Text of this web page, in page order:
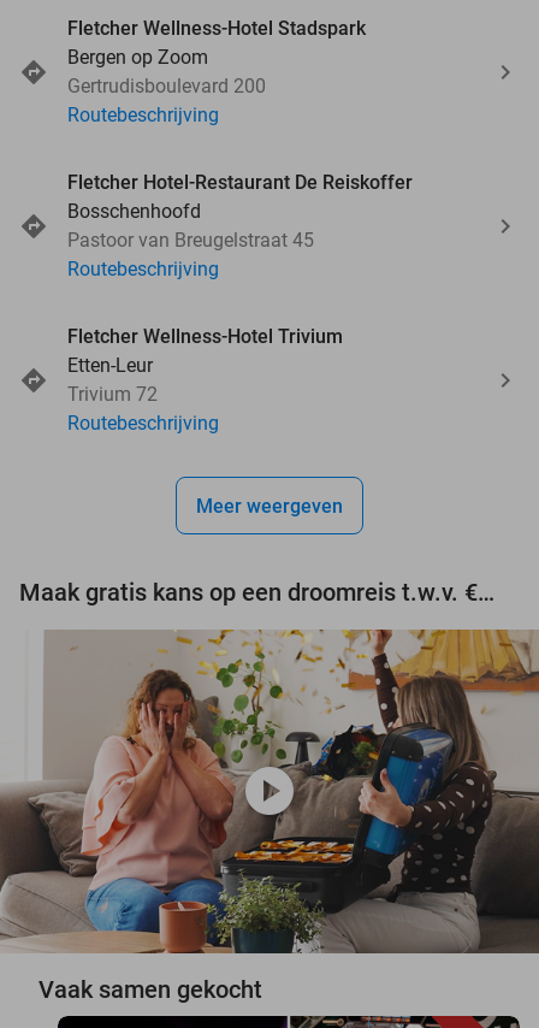
Fletcher Wellness-Hotel Stadspark
Bergen op Zoom
Gertrudisboulevard 200
Routebeschrijving
Fletcher Hotel-Restaurant De Reiskoffer
Bosschenhoofd
Pastoor van Breugelstraat 45
Routebeschrijving
Fletcher Wellness-Hotel Trivium
Etten-Leur
Trivium 72
Routebeschrijving
Meer weergeven
Maak gratis kans op een droomreis t.w.v. €3.000!
play_circle
Vaak samen gekocht